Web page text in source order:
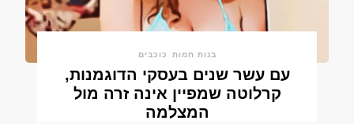
בנות חמות כוכבים
עם עשר שנים בעסקי הדוגמנות,
קרלוטה שמפיין אינה זרה מול
המצלמה